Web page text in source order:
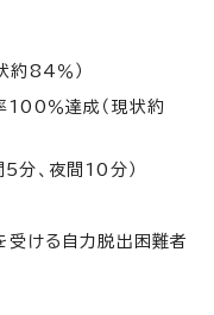
約84％）
100％達成（現状約
分、夜間10分）
受ける自力脱出困難者